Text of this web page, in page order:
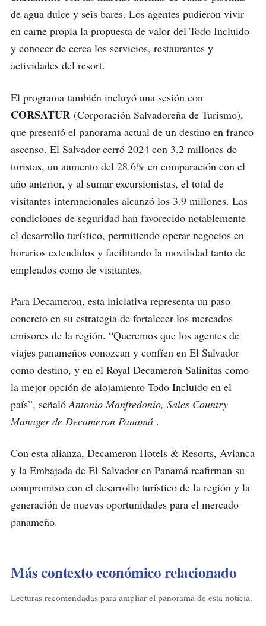
de agua dulce y seis bares. Los agentes pudieron vivir
en carne propia la propuesta de valor del Todo Incluido
y conocer de cerca los servicios, restaurantes y
actividades del resort.
El programa también incluyó una sesión con
CORSATUR (Corporación Salvadoreña de Turismo),
que presentó el panorama actual de un destino en franco
ascenso. El Salvador cerró 2024 con 3.2 millones de
turistas, un aumento del 28.6% en comparación con el
año anterior, y al sumar excursionistas, el total de
visitantes internacionales alcanzó los 3.9 millones. Las
condiciones de seguridad han favorecido notablemente
el desarrollo turístico, permitiendo operar negocios en
horarios extendidos y facilitando la movilidad tanto de
empleados como de visitantes.
Para Decameron, esta iniciativa representa un paso
concreto en su estrategia de fortalecer los mercados
emisores de la región. “Queremos que los agentes de
viajes panameños conozcan y confíen en El Salvador
como destino, y en el Royal Decameron Salinitas como
la mejor opción de alojamiento Todo Incluido en el
país”, señalóAntonio Manfredonio, Sales Country
Manager de Decameron Panamá .
Con esta alianza, Decameron Hotels & Resorts, Avianca
y la Embajada de El Salvador en Panamá reafirman su
compromiso con el desarrollo turístico de la región y la
generación de nuevas oportunidades para el mercado
panameño.
Más contexto económico relacionado
Lecturas recomendadas para ampliar el panorama de esta noticia.